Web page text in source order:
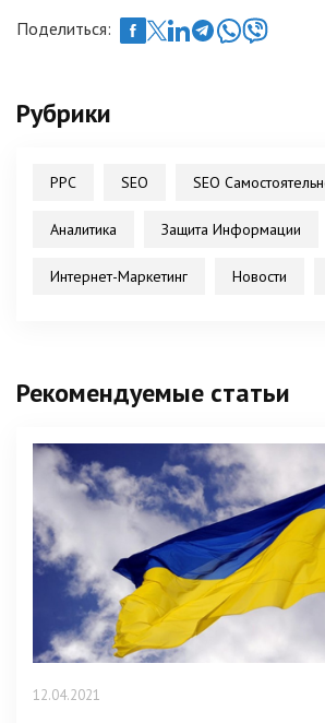
Поделиться:
Рубрики
PPC SEO SEO
Аналитика Защита Информации
Интернет-Маркетинг Новости
Рекомендуемые статьи
12.04.2021